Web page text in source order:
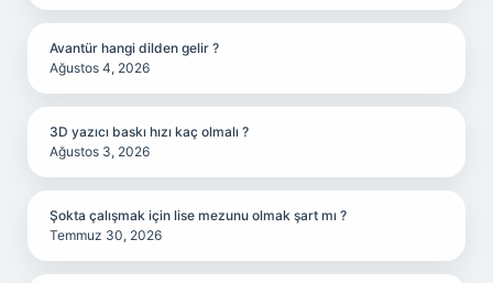
Avantür hangi dilden gelir ?
Ağustos 4, 2026
3D yazıcı baskı hızı kaç olmalı ?
Ağustos 3, 2026
Şokta çalışmak için lise mezunu olmak şart mı ?
Temmuz 30, 2026